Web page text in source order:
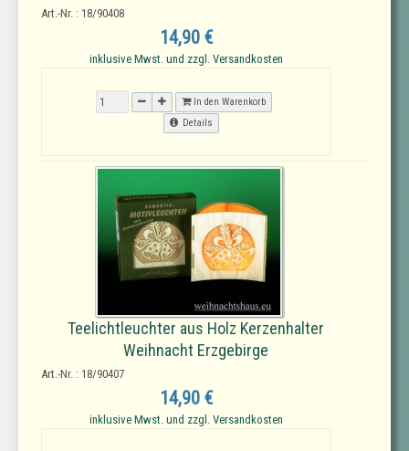
Art.-Nr. : 18/90408
14,90 €
inklusive Mwst. und zzgl. Versandkosten
In den Warenkorb
Details
Teelichtleuchter aus Holz Kerzenhalter
Weihnacht Erzgebirge
Art.-Nr. : 18/90407
14,90 €
inklusive Mwst. und zzgl. Versandkosten